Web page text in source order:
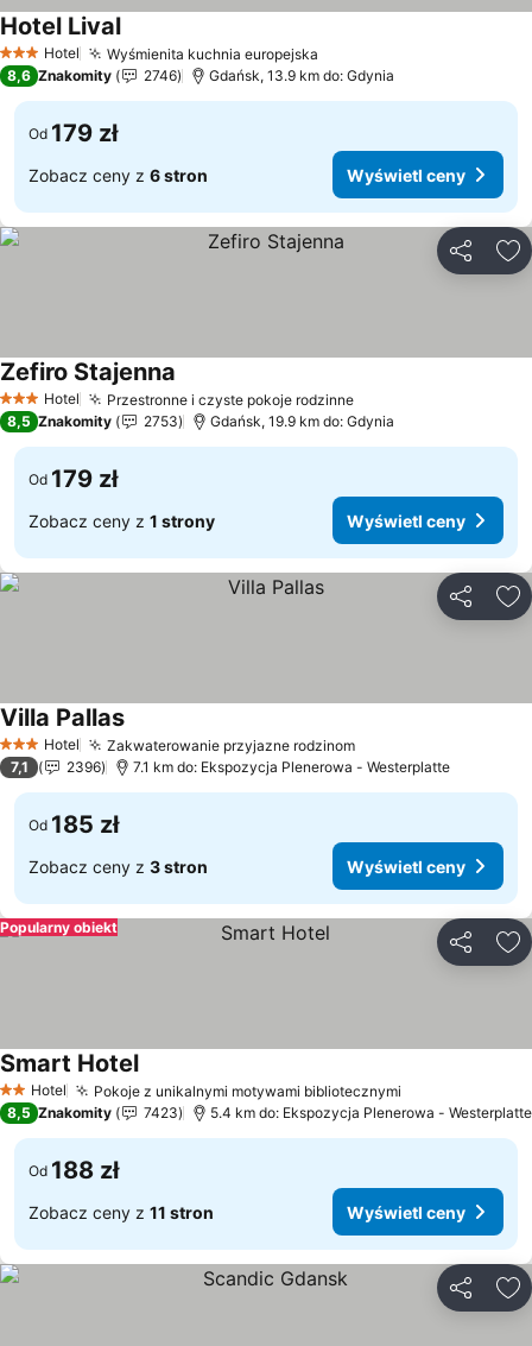
3 Kategoria
Hotel Wyśmienita kuchnia europejska
Hotel LivalWyświetl ceny
8,6 Znakomity 2746 Gdańsk, 13.9 km do: Gdynia
Od 179 zł
Zobacz ceny z 6 stron Wyświetl ceny
3 Kategoria
Hotel Przestronne i czyste pokoje rodzinneWyświetl ceny
Zefiro Stajenna
8,5 Znakomity 2753 Gdańsk, 19.9 km do: Gdynia
Od 179 zł
Zobacz ceny z 1 strony Wyświetl ceny
3 Kategoria
Hotel Zakwaterowanie przyjazne rodzinomWyświetl ceny
Villa PallasWyświetl ceny
7,1 2396 7.1 km do: Ekspozycja Plenerowa - Westerplatte
Od 185 zł
Zobacz ceny z 3 stron Wyświetl ceny
Popularny obiekt
2 Kategoria
Hotel Pokoje z unikalnymi motywami bibliotecznymi
Smart HotelWyświetl ceny
8,5 Znakomity 7423 5.4 km do: Ekspozycja Plenerowa - Westerplatte
Od 188 zł
Zobacz ceny z 11 stron Wyświetl ceny